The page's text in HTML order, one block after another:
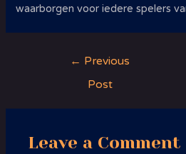
waarborgen voor iedere spelers
← Previous
Post
Leave a Comment